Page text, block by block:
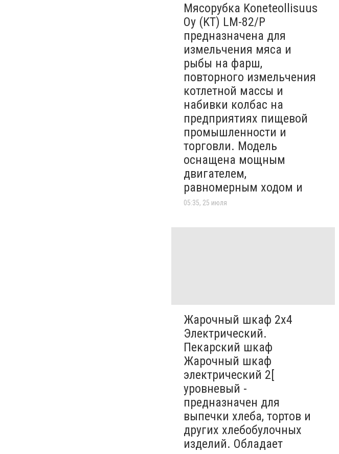
Мясорубка Koneteollisuus
Oy (KT)​ LM-82/P
предназначена для
измельчения мяса и
рыбы на фарш,
повторного измельчения
котлетной массы и
набивки колбас на
предприятиях пищевой
промышленности и
торговли. Модель
оснащена мощным
двигателем,
равномерным ходом и
05:35, 25 июля
Жарочный шкаф 2х4
Электрический.
Пекарский шкаф
Жарочный шкаф
электрический 2[
уровневый -
предназначен для
выпечки хлеба, тортов и
других хлебобулочных
изделий. Обладает